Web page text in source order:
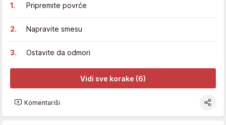
Pripremite povrće
Napravite smesu
Ostavite da odmori
Vidi sve korake (6)
Komentariši